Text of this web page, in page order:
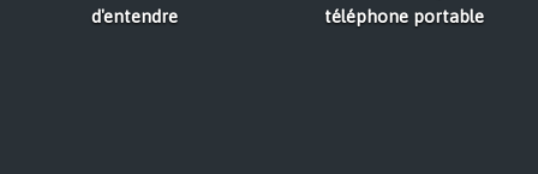
d'entendre
téléphone portable